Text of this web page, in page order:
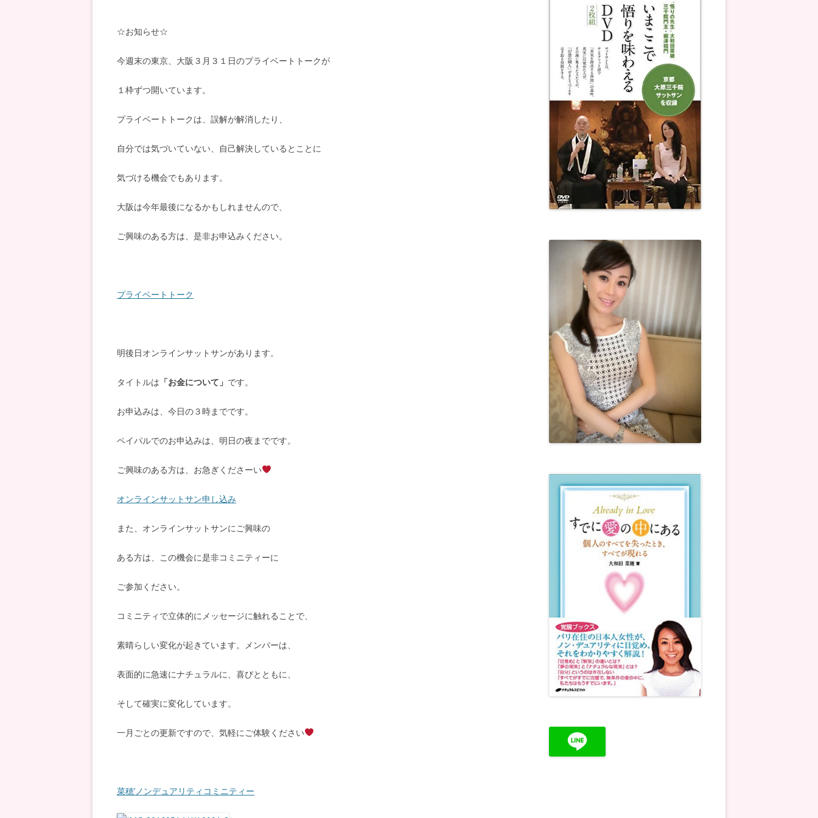
☆お知らせ☆
今週末の東京、大阪３月３１日のプライベートトークが
１枠ずつ開いています。
プライベートトークは、誤解が解消したり、
自分では気づいていない、自己解決しているとことに
気づける機会でもあります。
大阪は今年最後になるかもしれませんので、
ご興味のある方は、是非お申込みください。
プライベートトーク
明後日オンラインサットサンがあります。
タイトルは 「お金について」 です。
お申込みは、今日の３時までです。
ペイパルでのお申込みは、明日の夜までです。
ご興味のある方は、お急ぎくださーい
オンラインサットサン申し込み
また、オンラインサットサンにご興味の
ある方は、この機会に是非コミニティーに
ご参加ください。
コミニティで立体的にメッセージに触れることで、
素晴らしい変化が起きています。メンバーは、
表面的に急速にナチュラルに、喜びとともに、
そして確実に変化しています。
一月ごとの更新ですので、気軽にご体験ください
菜穂’ノンデュアリティコミニティー